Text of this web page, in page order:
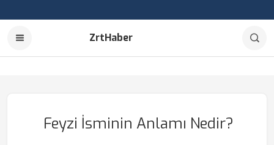
ZrtHaber
Feyzi İsminin Anlamı Nedir?